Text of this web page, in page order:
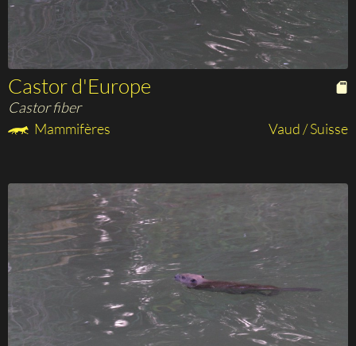
Castor d'Europe
Castor fiber
Mammifères
Vaud / Suisse